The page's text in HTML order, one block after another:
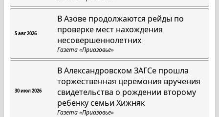
5 авг 2026
В Азове продолжаются рейды по
проверке мест нахождения
несовершеннолетних
Газета «Приазовье»
30 июл 2026
В Александровском ЗАГСе прошла
торжественная церемония вручения
свидетельства о рождении второму
ребенку семьи Хижняк
Газета «Приазовье»